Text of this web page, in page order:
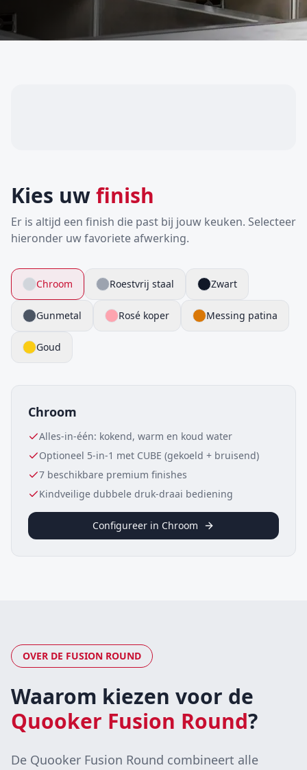
Kies uwfinish
Er is altijd een finish die past bij jouw keuken. Selecteer
hieronder uw favoriete afwerking.
Chroom Roestvrij staal Zwart
Gunmetal Rosé koper Messing patina
Goud
Chroom
Alles-in-één: kokend, warm en koud water
Optioneel 5-in-1 met CUBE (gekoeld + bruisend)
7 beschikbare premium finishes
Kindveilige dubbele druk-draai bediening
Configureer in Chroom
OVER DE FUSION ROUND
Waarom kiezen voor de
Quooker Fusion Round?
De Quooker Fusion Round combineert alle